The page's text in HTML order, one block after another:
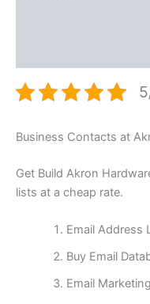
Business Contacts at
Get Build Akron
lists at a cheap rate.
Email Address
Buy Email
Email